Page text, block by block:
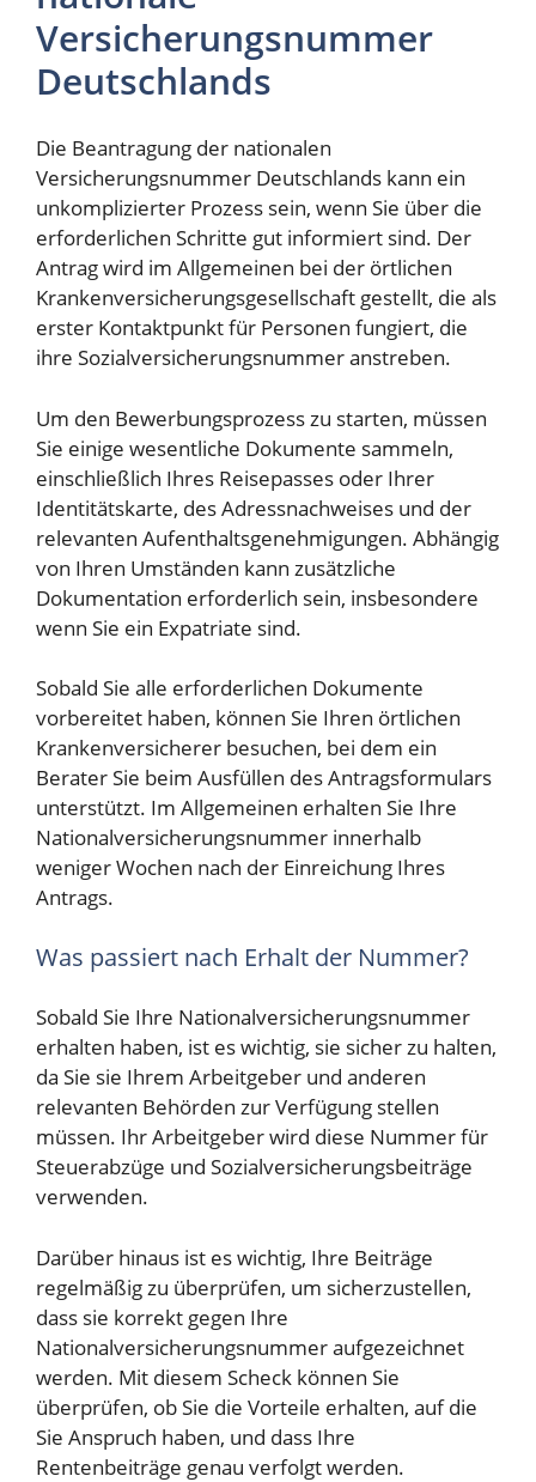
Versicherungsnummer
Deutschlands
Die Beantragung der nationalen
Versicherungsnummer Deutschlands kann ein
unkomplizierter Prozess sein, wenn Sie über die
erforderlichen Schritte gut informiert sind. Der
Antrag wird im Allgemeinen bei der örtlichen
Krankenversicherungsgesellschaft gestellt, die als
erster Kontaktpunkt für Personen fungiert, die
ihre Sozialversicherungsnummer anstreben.
Um den Bewerbungsprozess zu starten, müssen
Sie einige wesentliche Dokumente sammeln,
einschließlich Ihres Reisepasses oder Ihrer
Identitätskarte, des Adressnachweises und der
relevanten Aufenthaltsgenehmigungen. Abhängig
von Ihren Umständen kann zusätzliche
Dokumentation erforderlich sein, insbesondere
wenn Sie ein Expatriate sind.
Sobald Sie alle erforderlichen Dokumente
vorbereitet haben, können Sie Ihren örtlichen
Krankenversicherer besuchen, bei dem ein
Berater Sie beim Ausfüllen des Antragsformulars
unterstützt. Im Allgemeinen erhalten Sie Ihre
Nationalversicherungsnummer innerhalb
weniger Wochen nach der Einreichung Ihres
Antrags.
Was passiert nach Erhalt der Nummer?
Sobald Sie Ihre Nationalversicherungsnummer
erhalten haben, ist es wichtig, sie sicher zu halten,
da Sie sie Ihrem Arbeitgeber und anderen
relevanten Behörden zur Verfügung stellen
müssen. Ihr Arbeitgeber wird diese Nummer für
Steuerabzüge und Sozialversicherungsbeiträge
verwenden.
Darüber hinaus ist es wichtig, Ihre Beiträge
regelmäßig zu überprüfen, um sicherzustellen,
dass sie korrekt gegen Ihre
Nationalversicherungsnummer aufgezeichnet
werden. Mit diesem Scheck können Sie
überprüfen, ob Sie die Vorteile erhalten, auf die
Sie Anspruch haben, und dass Ihre
Rentenbeiträge genau verfolgt werden.